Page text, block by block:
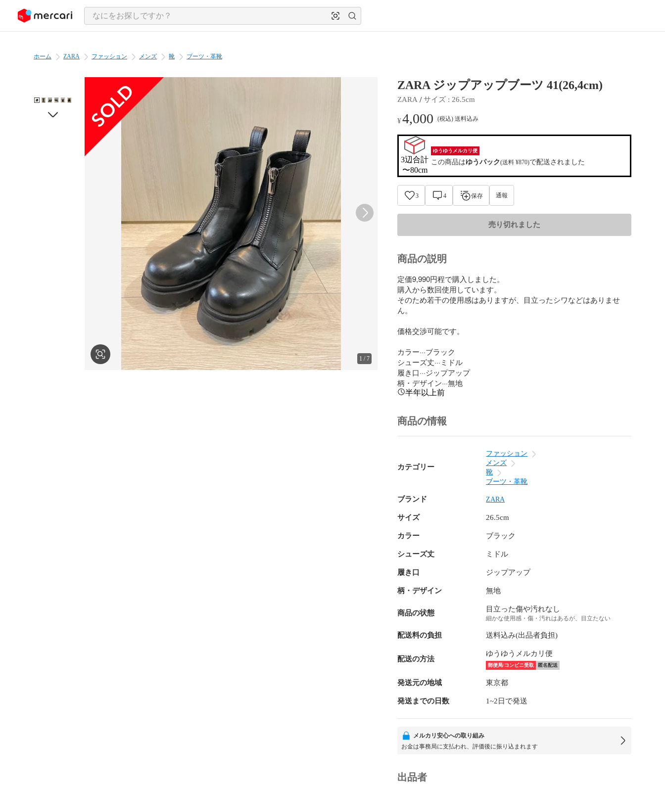
ツにスキップ
ホーム ZARA ファッション メンズ 靴 ブーツ・革靴
1 /7
ZARA ジップアップブーツ 41(26,4cm)
ZARA / サイズ : 26.5cm
¥4,000 (税込) 送料込み
3辺合計
〜80cm
ゆうゆうメルカリ便
この商品はゆうパック(送料 ¥870)で配送されました
3 4 保存 通報
売り切れました
商品の説明
定価9,990円程で購入しました。
購入から数回使用しています。
そのため若干の使用感はありますが、目立ったシワなどはありませ
ん。
価格交渉可能です。
カラー···ブラック
シューズ丈···ミドル
履き口···ジップアップ
柄・デザイン···無地
半年以上前
商品の情報
カテゴリー
ファッション
メンズ
靴
ブーツ・革靴
ブランド ZARA
サイズ 26.5cm
カラー ブラック
シューズ丈 ミドル
履き口 ジップアップ
柄・デザイン 無地
商品の状態 目立った傷や汚れなし
細かな使用感・傷・汚れはあるが、目立たない
配送料の負担 送料込み(出品者負担)
配送の方法
ゆうゆうメルカリ便
郵便局/コンビニ受取 匿名配送
発送元の地域 東京都
発送までの日数 1~2日で発送
メルカリ安心への取り組み
お金は事務局に支払われ、評価後に振り込まれます
出品者